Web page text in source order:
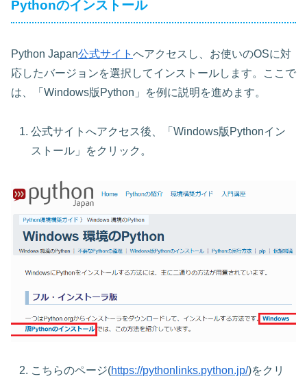
Pythonのインストール
Python Japan公式サイト へアクセスし、お使いのOSに対
応したバージョンを選択してインストールします。ここで
は、「Windows版Python」を例に説明を進めます。
公式サイトへアクセス後、「Windows版Pythonイン
ストール」をクリック。
こちらのページ(https://pythonlinks.python.jp/)をクリ